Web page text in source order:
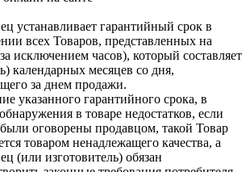
устанавливает гарантийный срок в
всех Товаров, представленных на
исключением часов), который составляет
календарных месяцев со дня,
за днем продажи.
указанного гарантийного срока, в
в товаре недостатков, если
оговорены продавцом, такой Товар
товаром ненадлежащего качества, а
(или изготовитель) обязан